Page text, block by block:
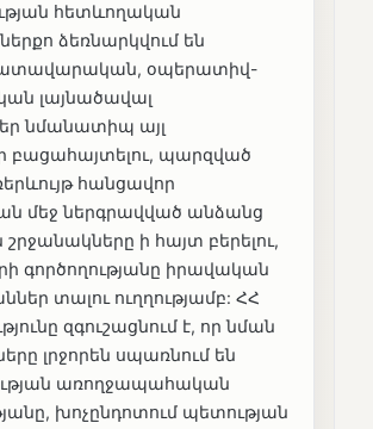
հետևողական
ձեռնարկվում են
օպերատիվ-
լայնածավալ
նմանատիպ այլ
բացահայտելու, պարզված
հանցավոր
մեջ ներգրավված անձանց
ի հայտ բերելու,
գործողությանը իրավական
տալու ուղղությամբ: ՀՀ
զգուշացնում է, որ նման
լրջորեն սպառնում են
առողջապահական
խոչընդոտում պետության